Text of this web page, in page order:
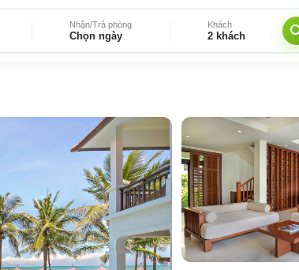
Nhận/Trả phòng
Chọn ngày
Khách
2 khách